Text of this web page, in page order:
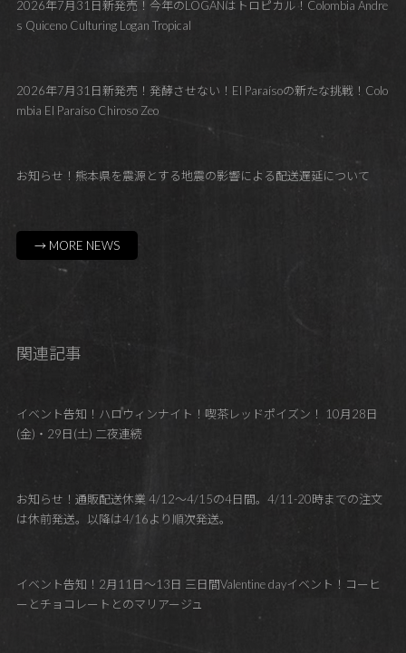
2026年7月31日新発売！今年のLOGANはトロピカル！Colombia Andre
s Quiceno Culturing Logan Tropical
2026年7月31日新発売！発酵させない！El Paraísoの新たな挑戦！Colo
mbia El Paraíso Chiroso Zeo
お知らせ！熊本県を震源とする地震の影響による配送遅延について
→ MORE NEWS
関連記事
イベント告知！ハロウィンナイト！喫茶レッドポイズン！ 10月28日
(金)・29日(土) 二夜連続
お知らせ！通販配送休業 4/12～4/15の4日間。4/11-20時までの注文
は休前発送。以降は4/16より順次発送。
イベント告知！2月11日～13日 三日間Valentine dayイベント！コーヒ
ーとチョコレートとのマリアージュ